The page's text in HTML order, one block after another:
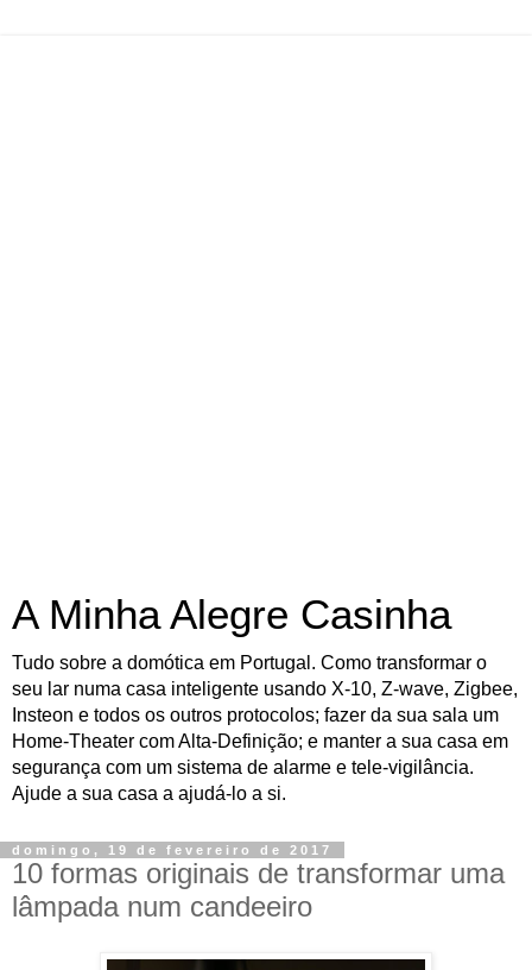
A Minha Alegre Casinha
Tudo sobre a domótica em Portugal. Como transformar o
seu lar numa casa inteligente usando X-10, Z-wave, Zigbee,
Insteon e todos os outros protocolos; fazer da sua sala um
Home-Theater com Alta-Definição; e manter a sua casa em
segurança com um sistema de alarme e tele-vigilância.
Ajude a sua casa a ajudá-lo a si.
domingo, 19 de fevereiro de 2017
10 formas originais de transformar uma
lâmpada num candeeiro